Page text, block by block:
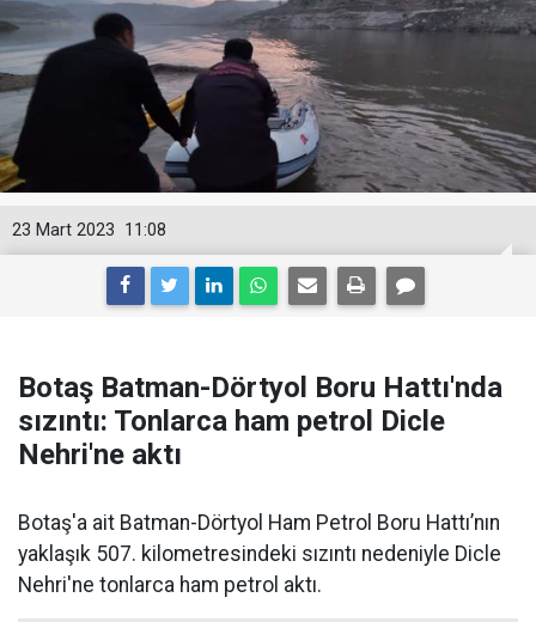
11:08
23 Mart 2023
Botaş Batman-Dörtyol Boru Hattı'nda
sızıntı: Tonlarca ham petrol Dicle
Nehri'ne aktı
Botaş'a ait Batman-Dörtyol Ham Petrol Boru Hattı’nın
yaklaşık 507. kilometresindeki sızıntı nedeniyle Dicle
Nehri'ne tonlarca ham petrol aktı.